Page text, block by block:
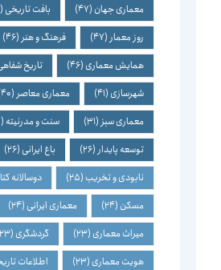
معماری جهان (47) بافت تاریخی (47)
روز معمار (47) فرهنگ و هنر (46)
همایش معماری (46) تاریخ
شهرسازی (41) معماری معاصر (40)
معماری سبز (31) سنت و مدرنیته (30)
توسعه پایدار (26) باغ ایرانی (26)
نابودی و تخریب (25) دوسالانه
مسکن (24) معماری ایرانی (24)
میراث معماری (23) گردشگری (23)
هویت معماری (23) اطلاعات